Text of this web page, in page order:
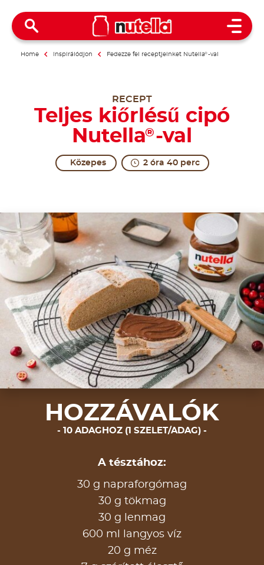
Open
Home Inspirálódjon Fedezze fel receptjeinket Nutella®-val
RECEPT
Teljes kiőrlésű cipó
Nutella® -val
Közepes 2 óra 40 perc
HOZZÁVALÓK
10 ADAGHOZ (1 SZELET/ADAG)
A tésztához:
30 g napraforgómag
30 g tökmag
30 g lenmag
600 ml langyos víz
20 g méz